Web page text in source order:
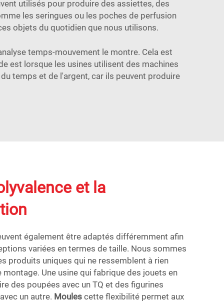
utilisés pour produire des assiettes, des
les seringues ou les poches de perfusion
objets du quotidien que nous utilisons.
temps-mouvement le montre. Cela est
est lorsque les usines utilisent des machines
temps et de l'argent, car ils peuvent produire
et la
également être adaptés différemment afin
variées en termes de taille. Nous sommes
produits uniques qui ne ressemblent à rien
montage. Une usine qui fabrique des jouets en
des poupées avec un TQ et des figurines
un autre. Moules cette flexibilité permet aux